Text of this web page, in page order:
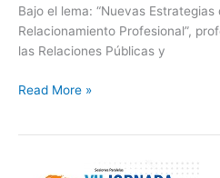
Bajo el lema: “Nuevas
Relacionamiento Profesional”,
las Relaciones Públicas y
Read More »